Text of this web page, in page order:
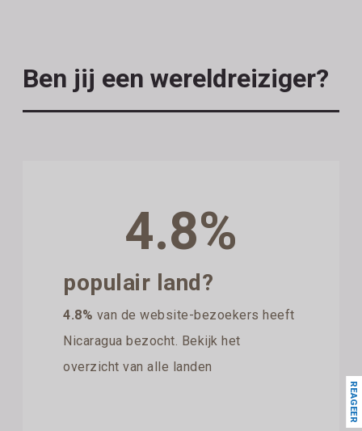
Ben jij een wereldreiziger?
4.8%
populair land?
4.8% van de website-bezoekers heeft
Nicaragua bezocht. Bekijk het
overzicht van alle landen
REAGEER